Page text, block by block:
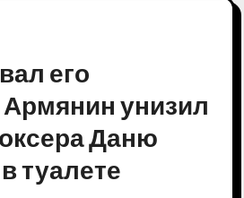
его
унизил
Даню
туалете